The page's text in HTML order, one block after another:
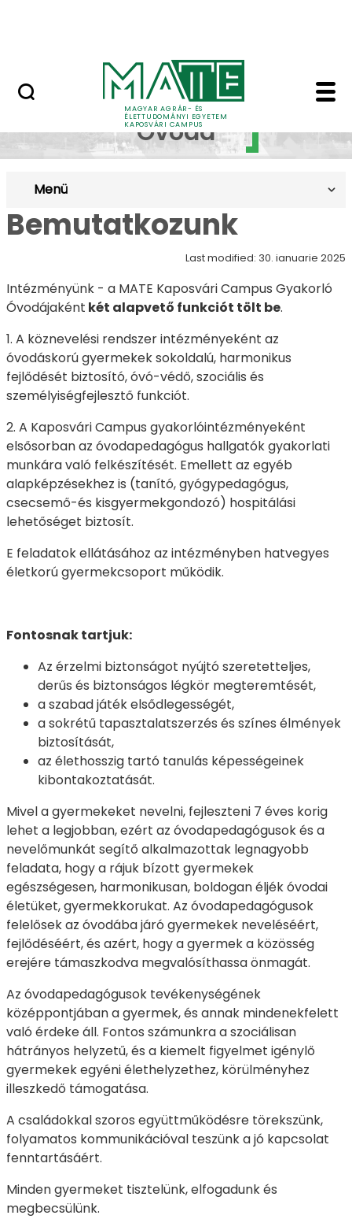
MAGYAR AGRÁR- ÉS
ÉLETTUDOMÁNYI EGYETEM
KAPOSVÁRI CAMPUS
Gyakorló Óvoda -
Gyakorló
Óvoda
Menü
Bemutatkozunk
Last modified: 30. ianuarie 2025
Intézményünk - a MATE Kaposvári Campus Gyakorló
Óvodájaként két alapvető funkciót tölt be.
1. A köznevelési rendszer intézményeként az
óvodáskorú gyermekek sokoldalú, harmonikus
fejlődését biztosító, óvó-védő, szociális és
személyiségfejlesztő funkciót.
2. A Kaposvári Campus gyakorlóintézményeként
elsősorban az óvodapedagógus hallgatók gyakorlati
munkára való felkészítését. Emellett az egyéb
alapképzésekhez is (tanító, gyógypedagógus,
csecsemő-és kisgyermekgondozó) hospitálási
lehetőséget biztosít.
E feladatok ellátásához az intézményben hatvegyes
életkorú gyermekcsoport működik.
Fontosnak tartjuk:
Az érzelmi biztonságot nyújtó szeretetteljes,
derűs és biztonságos légkör megteremtését,
a szabad játék elsődlegességét,
a sokrétű tapasztalatszerzés és színes élmények
biztosítását,
az élethosszig tartó tanulás képességeinek
kibontakoztatását.
Mivel a gyermekeket nevelni, fejleszteni 7 éves korig
lehet a legjobban, ezért az óvodapedagógusok és a
nevelőmunkát segítő alkalmazottak legnagyobb
feladata, hogy a rájuk bízott gyermekek
egészségesen, harmonikusan, boldogan éljék óvodai
életüket, gyermekkorukat. Az óvodapedagógusok
felelősek az óvodába járó gyermekek neveléséért,
fejlődéséért, és azért, hogy a gyermek a közösség
erejére támaszkodva megvalósíthassa önmagát.
Az óvodapedagógusok tevékenységének
középpontjában a gyermek, és annak mindenekfelett
való érdeke áll. Fontos számunkra a szociálisan
hátrányos helyzetű, és a kiemelt figyelmet igénylő
gyermekek egyéni élethelyzethez, körülményhez
illeszkedő támogatása.
A családokkal szoros együttműködésre törekszünk,
folyamatos kommunikációval teszünk a jó kapcsolat
fenntartásáért.
Minden gyermeket tisztelünk, elfogadunk és
megbecsülünk.